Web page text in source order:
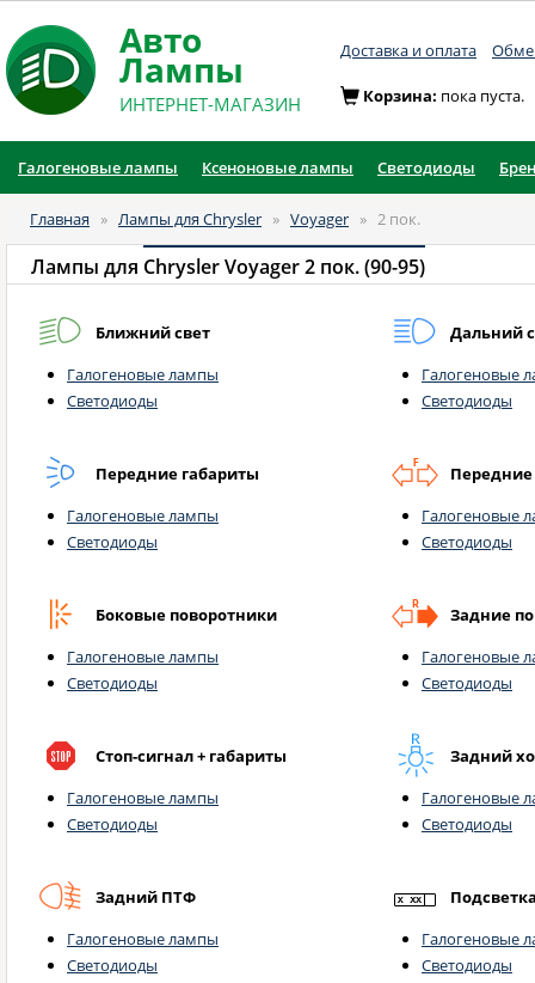
Авто
Лампы
ИНТЕРНЕТ-МАГАЗИН
Доставка и оплата
Корзина: пока пуста.
Галогеновые лампы Ксеноновые лампы Светодиоды
Главная » Лампы для Chrysler » Voyager » 2 пок.
Лампы для Chrysler Voyager 2 пок. (90-95)
Ближний свет
Галогеновые лампы
Светодиоды
Дальний
Галогеновые
Светодиоды
Передние габариты
Галогеновые лампы
Светодиоды
Галогеновые
Светодиоды
Боковые поворотники
Галогеновые лампы
Светодиоды
Задние
Галогеновые
Светодиоды
Стоп-сигнал + габариты
Галогеновые лампы
Светодиоды
Задний
Галогеновые
Светодиоды
Задний ПТФ
Галогеновые лампы
Светодиоды
Галогеновые
Светодиоды